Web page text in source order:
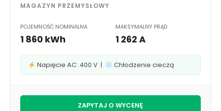
MAGAZYN PRZEMYSŁOWY
POJEMNOŚĆ NOMINALNA
1 860 kWh
MAKSYMALNY PRĄD
1 262 A
Napięcie AC: 400 V | Chłodzenie cieczą
ZAPYTAJ O WYCENĘ